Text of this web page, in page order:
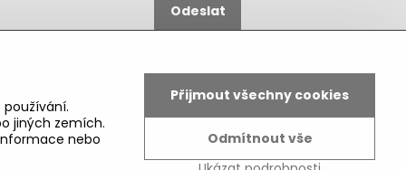
Odeslat
jiných zemích.
nebo
Přijmout všechny cookies
Odmítnout vše